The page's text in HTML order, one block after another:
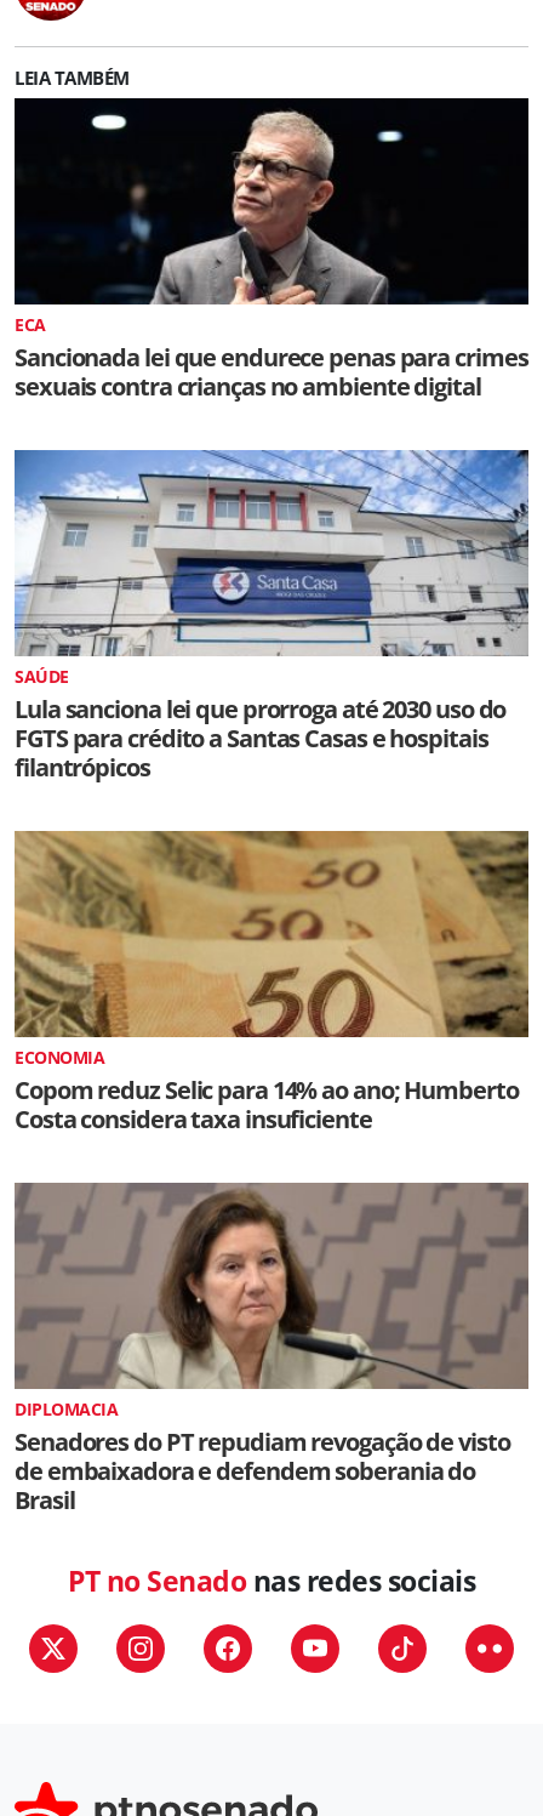
LEIA TAMBÉM
ECA
Sancionada lei que endurece penas para crimes
sexuais contra crianças no ambiente digital
SAÚDE
Lula sanciona lei que prorroga até 2030 uso do
FGTS para crédito a Santas Casas e hospitais
filantrópicos
ECONOMIA
Copom reduz Selic para 14% ao ano; Humberto
Costa considera taxa insuficiente
DIPLOMACIA
Senadores do PT repudiam revogação de visto
de embaixadora e defendem soberania do
Brasil
PT no Senadonas redes sociais